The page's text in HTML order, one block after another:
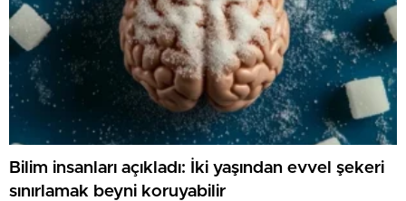
Bilim insanları açıkladı: İki yaşından evvel şekeri
sınırlamak beyni koruyabilir